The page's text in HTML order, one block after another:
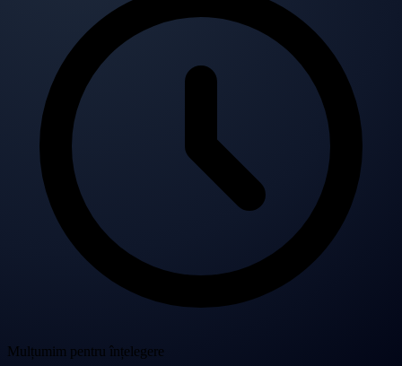
Mulțumim pentru înțelegere